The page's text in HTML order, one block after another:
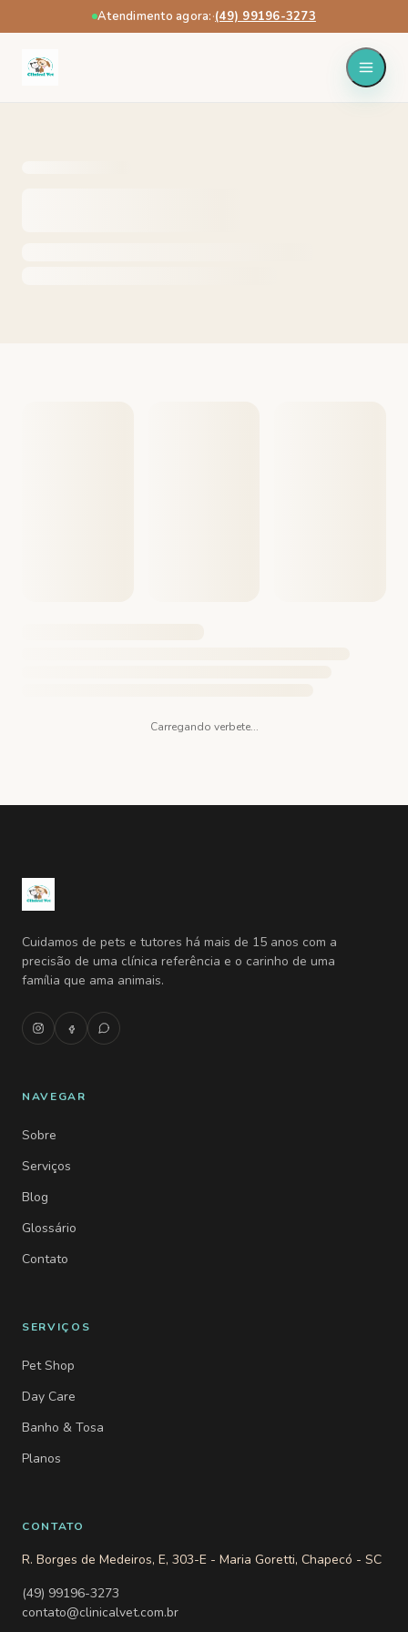
Atendimento agora:·(49) 99196-3273
Carregando verbete...
Cuidamos de pets e tutores há mais de 15 anos com a
precisão de uma clínica referência e o carinho de uma
família que ama animais.
NAVEGAR
Sobre
Serviços
Blog
Glossário
Contato
SERVIÇOS
Pet Shop
Day Care
Banho & Tosa
Planos
CONTATO
R. Borges de Medeiros, E, 303-E - Maria Goretti, Chapecó - SC
(49) 99196-3273
contato@clinicalvet.com.br